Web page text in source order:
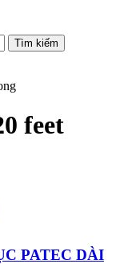
feet
PATEC DÀI